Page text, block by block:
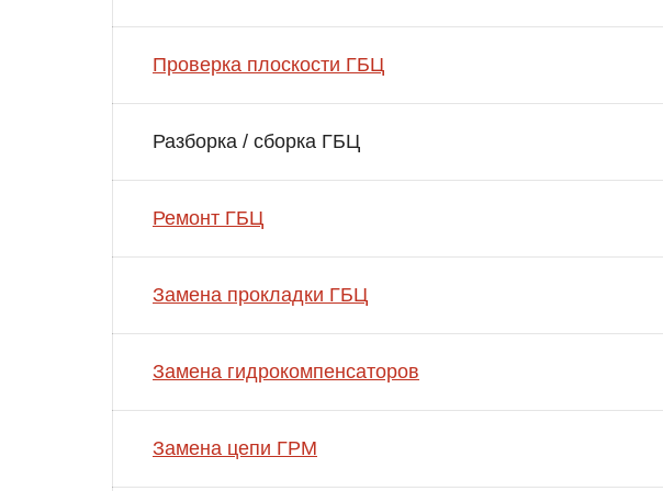
Проверка плоскости ГБЦ
Разборка / сборка ГБЦ
Ремонт ГБЦ
Замена прокладки ГБЦ
Замена гидрокомпенсаторов
Замена цепи ГРМ